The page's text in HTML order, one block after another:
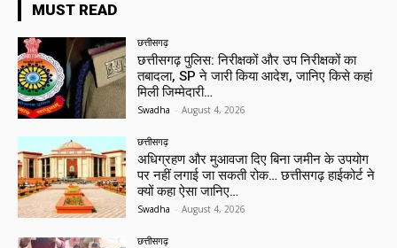
MUST READ
छत्तीसगढ़
छत्तीसगढ़ पुलिस: निरीक्षकों और उप निरीक्षकों का
तबादला, SP ने जारी किया आदेश, जानिए किसे कहां
मिली जिम्मेदारी…
Swadha - August 4, 2026
छत्तीसगढ़
अधिग्रहण और मुआवजा दिए बिना जमीन के उपयोग
पर नहीं लगाई जा सकती रोक… छत्तीसगढ़ हाईकोर्ट ने
क्यों कहा ऐसा जानिए…
Swadha - August 4, 2026
छत्तीसगढ़